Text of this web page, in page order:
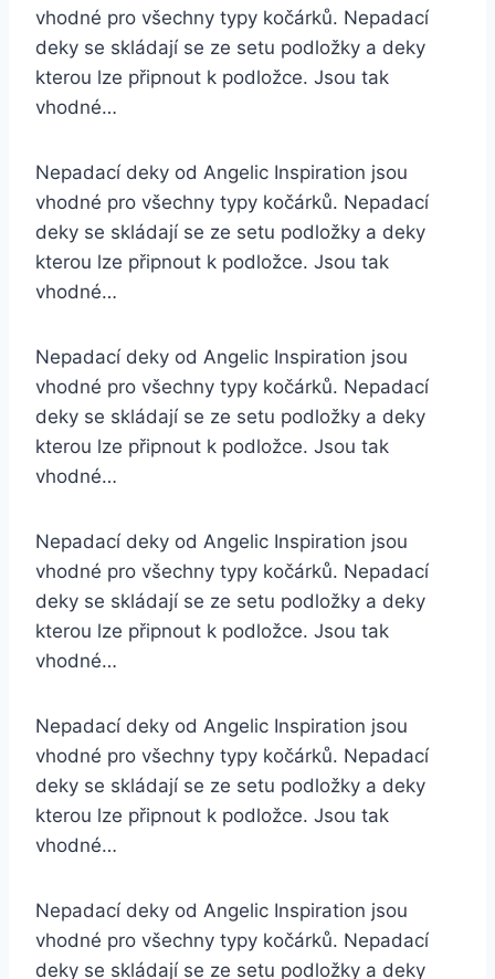
vhodné pro všechny typy kočárků. Nepadací
deky se skládají se ze setu podložky a deky
kterou lze připnout k podložce. Jsou tak
vhodné…
Nepadací deky od Angelic Inspiration jsou
vhodné pro všechny typy kočárků. Nepadací
deky se skládají se ze setu podložky a deky
kterou lze připnout k podložce. Jsou tak
vhodné…
Nepadací deky od Angelic Inspiration jsou
vhodné pro všechny typy kočárků. Nepadací
deky se skládají se ze setu podložky a deky
kterou lze připnout k podložce. Jsou tak
vhodné…
Nepadací deky od Angelic Inspiration jsou
vhodné pro všechny typy kočárků. Nepadací
deky se skládají se ze setu podložky a deky
kterou lze připnout k podložce. Jsou tak
vhodné…
Nepadací deky od Angelic Inspiration jsou
vhodné pro všechny typy kočárků. Nepadací
deky se skládají se ze setu podložky a deky
kterou lze připnout k podložce. Jsou tak
vhodné…
Nepadací deky od Angelic Inspiration jsou
vhodné pro všechny typy kočárků. Nepadací
deky se skládají se ze setu podložky a deky